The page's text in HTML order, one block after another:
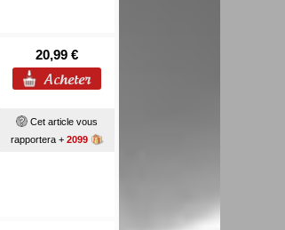
20,99 €
Cet article vous
rapportera + 2099